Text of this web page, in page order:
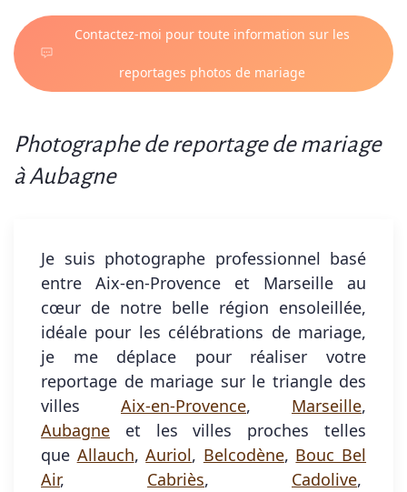
Contactez-moi pour toute information sur les
reportages photos de mariage
Photographe de reportage de mariage
à Aubagne
Je suis photographe professionnel basé
entre Aix-en-Provence et Marseille au
cœur de notre belle région ensoleillée,
idéale pour les célébrations de mariage,
je me déplace pour réaliser votre
reportage de mariage sur le triangle des
villes Aix-en-Provence, Marseille,
Aubagne et les villes proches telles
que Allauch,Auriol, Belcodène, Bouc Bel
Air, Cabriès, Cadolive,